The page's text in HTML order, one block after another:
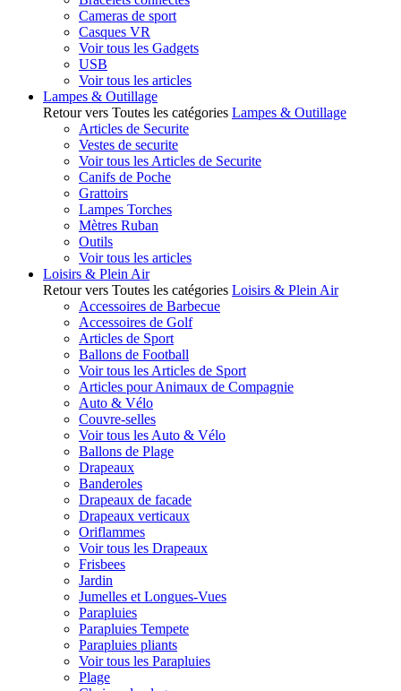
Cameras de sport
Casques VR
Voir tous les Gadgets
USB
Voir tous les articles
Lampes & Outillage
Retour vers Toutes les catégories Lampes & Outillage
Articles de Securite
Vestes de securite
Voir tous les Articles de Securite
Canifs de Poche
Grattoirs
Lampes Torches
Mètres Ruban
Outils
Voir tous les articles
Loisirs & Plein Air
Retour vers Toutes les catégories Loisirs & Plein Air
Accessoires de Barbecue
Accessoires de Golf
Articles de Sport
Ballons de Football
Voir tous les Articles de Sport
Articles pour Animaux de Compagnie
Auto & Vélo
Couvre-selles
Voir tous les Auto & Vélo
Ballons de Plage
Drapeaux
Banderoles
Drapeaux de facade
Drapeaux verticaux
Oriflammes
Voir tous les Drapeaux
Frisbees
Jardin
Jumelles et Longues-Vues
Parapluies
Parapluies Tempete
Parapluies pliants
Voir tous les Parapluies
Plage